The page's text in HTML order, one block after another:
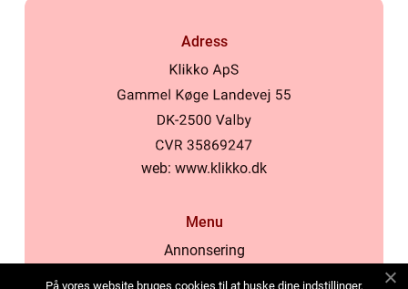
Adress
web: www.klikko.dk
Menu
Annonsering
På vores website bruges cookies til at huske dine indstillinger,